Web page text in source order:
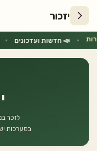
יזכור
• 📣 חדשות ועדכונים •
לזכר
במערכות